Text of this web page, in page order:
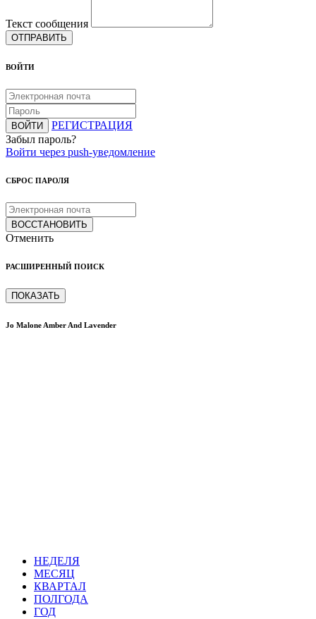
Текст сообщения
ОТПРАВИТЬ
ВОЙТИ
ВОЙТИ
РЕГИСТРАЦИЯ
Забыл пароль?
Войти через push-уведомление
СБРОС ПАРОЛЯ
ВОССТАНОВИТЬ
Отменить
РАСШИРЕННЫЙ ПОИСК
ПОКАЗАТЬ
Jo Malone Amber And Lavender
НЕДЕЛЯ
МЕСЯЦ
КВАРТАЛ
ПОЛГОДА
ГОД